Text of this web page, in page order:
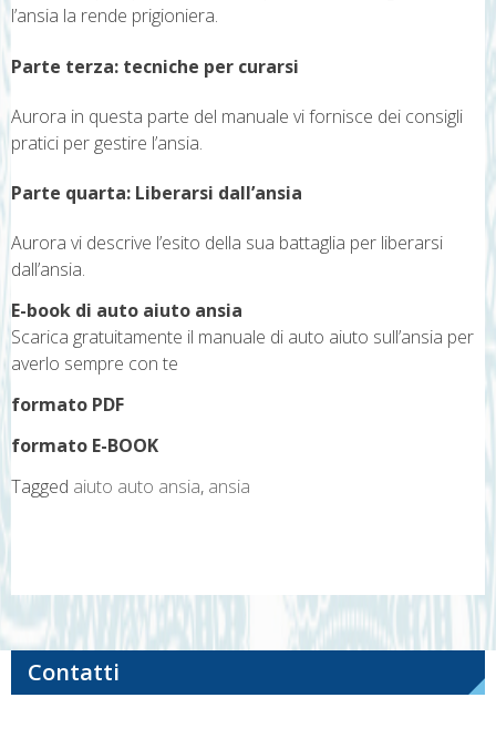
l’ansia la rende prigioniera.
Parte terza: tecniche per curarsi
Aurora in questa parte del manuale vi fornisce dei consigli
pratici per gestire l’ansia.
Parte quarta: Liberarsi dall’ansia
Aurora vi descrive l’esito della sua battaglia per liberarsi
dall’ansia.
E-book di auto aiuto ansia
Scarica gratuitamente il manuale di auto aiuto sull’ansia per
averlo sempre con te
formato PDF
formato E-BOOK
Tagged aiuto auto ansia, ansia
articoli
Contatti